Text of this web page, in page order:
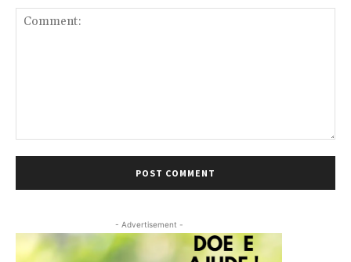
- Advertisement -